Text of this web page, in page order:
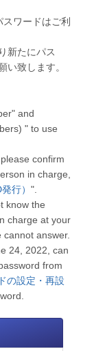
ワードはご利
新たにパス
い致します。
and
" to use
confirm
in charge,
行） ".
know the
charge at your
answer.
24, 2022, can
from
の設定・再設